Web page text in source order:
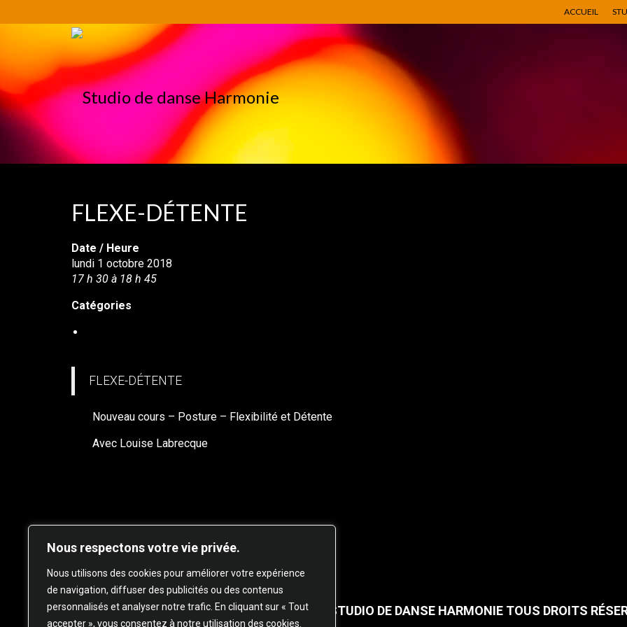
Nous respectons votre vie privée.
Nous utilisons des cookies pour améliorer votre expérience
de navigation, diffuser des publicités ou des contenus
personnalisés et analyser notre trafic. En cliquant sur « Tout
accepter », vous consentez à notre utilisation des cookies.
ACCUEIL
FLEXE-DÉTENTE
Date / Heure
lundi 1 octobre 2018
17 h 30 à 18 h 45
Catégories
FLEXE-DÉTENTE
Nouveau cours – Posture – Flexibilité et Détente
Avec Louise Labrecque
© 2025 STUDIO DE DANSE HARMONIE TOUS DROITS